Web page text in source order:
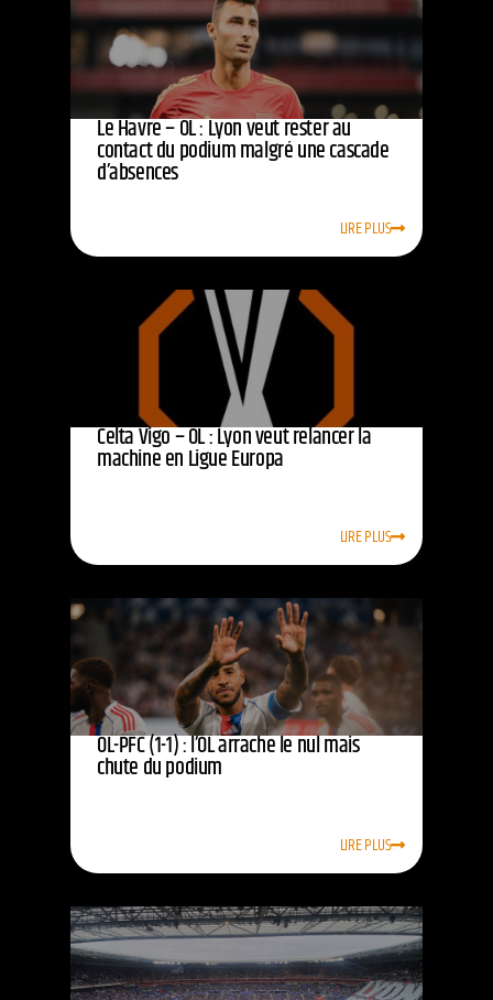
Le Havre – OL : Lyon veut rester au
contact du podium malgré une cascade
d’absences
LIRE PLUS
Celta Vigo – OL : Lyon veut relancer la
machine en Ligue Europa
LIRE PLUS
OL-PFC (1-1) : l’OL arrache le nul mais
chute du podium
LIRE PLUS